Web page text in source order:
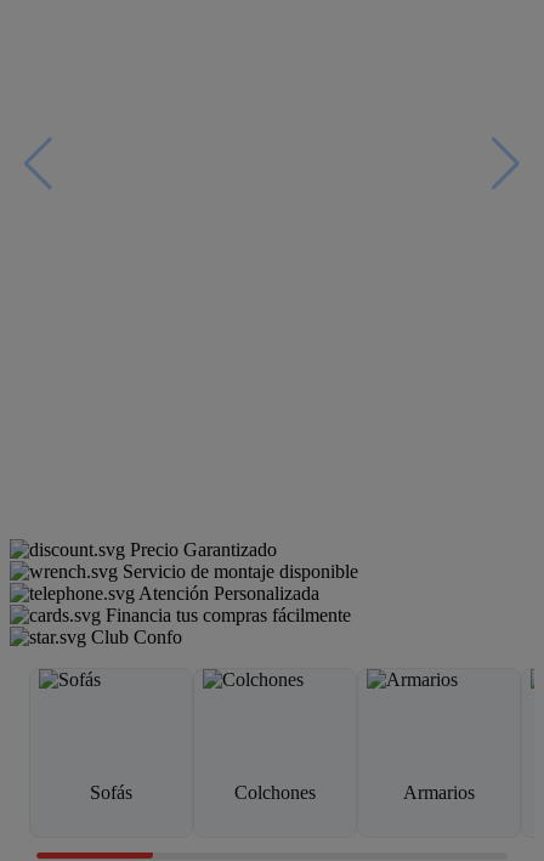
Precio Garantizado
Servicio de montaje disponible
Atención Personalizada
Financia tus compras fácilmente
Club Confo
Sofás Colchones Armarios